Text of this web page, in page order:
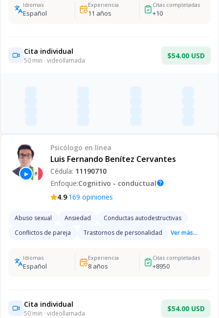
Idiomas
Español
Experiencia
11 años
Citas completadas
+10
Cita individual
50 min · videollamada
$54.00 USD
▶
Psicólogo en línea
Luis Fernando Benítez Cervantes
Cédula: 11190710
Enfoque:Cognitivo - conductualhelp
4.9·169 opiniones
Abuso sexual Ansiedad
Conductas autodestructivas
Conflictos de pareja
Trastornos de personalidad Ver más...
Idiomas
Español
Experiencia
8años
Citas completadas
+8950
Cita individual
50 min · videollamada
$54.00 USD